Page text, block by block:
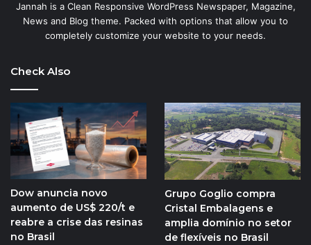
Jannah is a Clean Responsive WordPress Newspaper, Magazine,
News and Blog theme. Packed with options that allow you to
completely customize your website to your needs.
Check Also
Dow anuncia novo
aumento de US$ 220/t e
reabre a crise das resinas
no Brasil
Grupo Goglio compra
Cristal Embalagens e
amplia domínio no setor
de flexíveis no Brasil